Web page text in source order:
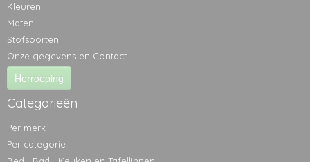
Kleuren
Maten
Stofsoorten
Onze gegevens en Contact
Herroeping
Categorieën
Per merk
Per categorie